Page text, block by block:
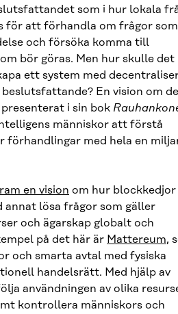
som i hur lokala
för att förhandla om frågor
och försöka komma till
bör göras. Men hur skulle det
ett system med
En vision om
presenterat i sin bok
människor att förstå
förhandlingar med hela en
en vision om hur blockkedjor
annat lösa frågor som gäller
och ägarskap globalt och
på det här är Mattereum,
och smarta avtal med fysiska
handelsrätt. Med hjälp av
användningen av olika
kontrollera människors och